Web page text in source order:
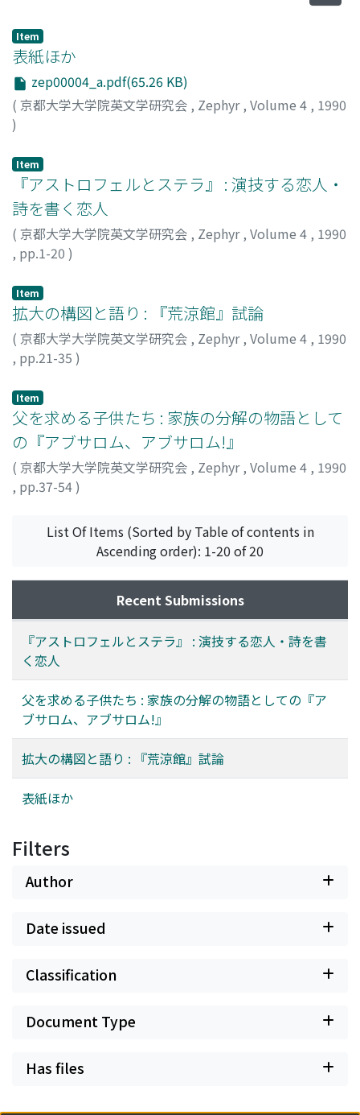
Item
表紙ほか
zep00004_a.pdf(65.26 KB)
( 京都大学大学院英文学研究会 , Zephyr, Volume 4 , 1990
)
Item
『アストロフェルとステラ』 : 演技する恋人・
詩を書く恋人
( 京都大学大学院英文学研究会 , Zephyr, Volume 4 , 1990
, pp.1-20 )
Item
拡大の構図と語り : 『荒涼館』試論
( 京都大学大学院英文学研究会 , Zephyr, Volume 4 , 1990
, pp.21-35 )
Item
父を求める子供たち : 家族の分解の物語として
の『アブサロム、アブサロム!』
( 京都大学大学院英文学研究会 , Zephyr, Volume 4 , 1990
, pp.37-54)
List Of Items (Sorted by Table of contents in
Ascending order): 1-20 of 20
Recent Submissions
『アストロフェルとステラ』 : 演技する恋人・詩を書
く恋人
父を求める子供たち : 家族の分解の物語としての『ア
ブサロム、アブサロム!』
拡大の構図と語り : 『荒涼館』試論
表紙ほか
Filters
Author
Date issued
Classification
Document Type
Has files